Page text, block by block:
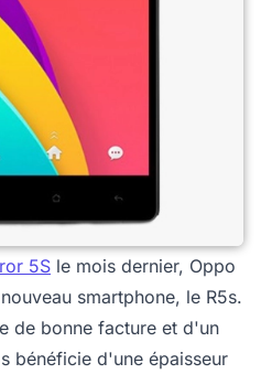
5S le mois dernier, Oppo
smartphone, le R5s.
de bonne facture et d'un
bénéficie d'une épaisseur